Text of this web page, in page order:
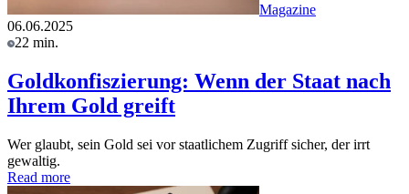
Magazine
06.06.2025
22 min.
Goldkonfiszierung: Wenn der Staat nach
Ihrem Gold greift
Wer glaubt, sein Gold sei vor staatlichem Zugriff sicher, der irrt
gewaltig.
Read more